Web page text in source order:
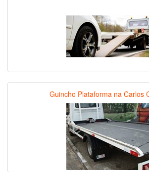
Guincho Plataforma na Carlos